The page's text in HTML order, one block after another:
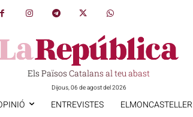
Els Països Catalans al teu abast
Dijous, 06 de agost del 2026
ENTREVISTES ELMONCASTELLER